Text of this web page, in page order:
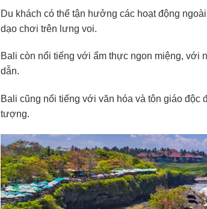
Du khách có thể tận hưởng các hoạt động
dạo chơi trên lưng voi.
Bali còn nổi tiếng với ẩm thực ngon miệng, với
dẫn.
Bali cũng nổi tiếng với văn hóa và tôn giáo độc
tượng.